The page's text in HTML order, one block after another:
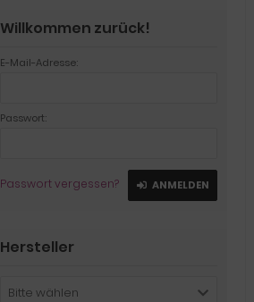
Willkommen zurück!
E-Mail-Adresse:
Passwort:
Passwort vergessen? ANMELDEN
Hersteller
Bitte wählen